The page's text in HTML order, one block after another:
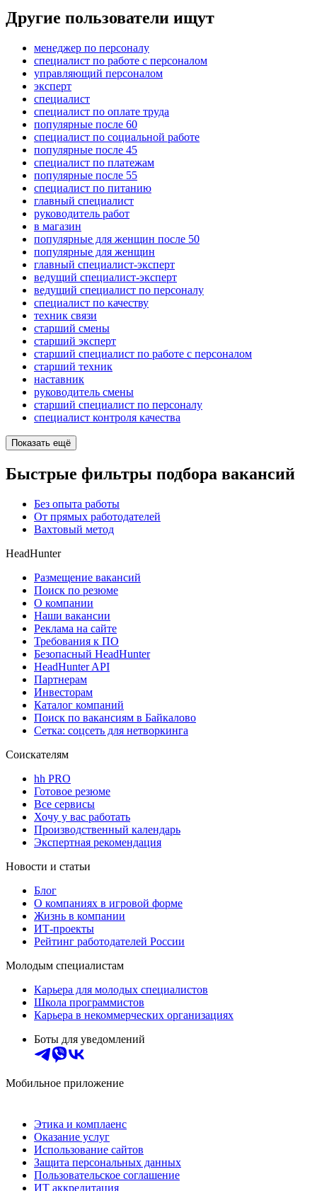
Другие пользователи ищут
менеджер по персоналу
специалист по работе с персоналом
управляющий персоналом
эксперт
специалист
специалист по оплате труда
популярные после 60
специалист по социальной работе
популярные после 45
специалист по платежам
популярные после 55
специалист по питанию
главный специалист
руководитель работ
в магазин
популярные для женщин после 50
популярные для женщин
главный специалист-эксперт
ведущий специалист-эксперт
ведущий специалист по персоналу
специалист по качеству
техник связи
старший смены
старший эксперт
старший специалист по работе с персоналом
старший техник
наставник
руководитель смены
старший специалист по персоналу
специалист контроля качества
Показать ещё
Быстрые фильтры подбора вакансий
Без опыта работы
От прямых работодателей
Вахтовый метод
HeadHunter
Размещение вакансий
Поиск по резюме
О компании
Наши вакансии
Реклама на сайте
Требования к ПО
Безопасный HeadHunter
HeadHunter API
Партнерам
Инвесторам
Каталог компаний
Поиск по вакансиям в Байкалово
Сетка: соцсеть для нетворкинга
Соискателям
hh PRO
Готовое резюме
Все сервисы
Хочу у вас работать
Производственный календарь
Экспертная рекомендация
Новости и статьи
Блог
О компаниях в игровой форме
Жизнь в компании
ИТ-проекты
Рейтинг работодателей России
Молодым специалистам
Карьера для молодых специалистов
Школа программистов
Карьера в некоммерческих организациях
Боты для уведомлений
Мобильное приложение
Этика и комплаенс
Оказание услуг
Использование сайтов
Защита персональных данных
Пользовательское соглашение
ИТ аккредитация